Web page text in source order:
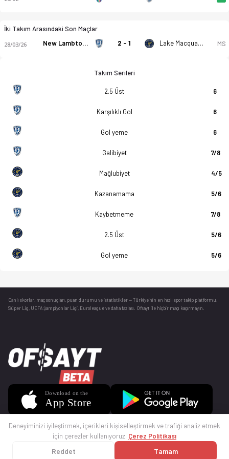
İki Takım Arasındaki Son Maçlar
28/03/26 New Lambton FC Reserve 2 - 1 Lake Macquarie City FC Reserve MS
Takım Serileri
2.5 Üst 6
Karşılıklı Gol 6
Gol yeme 6
Galibiyet 7/8
Mağlubiyet 4/5
Kazanamama 5/6
Kaybetmeme 7/8
2.5 Üst 5/6
Gol yeme 5/6
Canlı skorlar , maç sonuçları, puan durumu ve istatistikler — Türkiye’nin en hızlı spor takip platformu.
Süper Lig, UEFA Şampiyonlar Ligi, Euroleague ve daha fazlası. Ofsayt ile hiçbir maçı kaçırmayın.
© 2025 Ofsayt
Deneyiminizi iyileştirmek, içerikleri kişiselleştirmek ve trafiği analiz etmek
için çerezler kullanıyoruz. Çerez Politikası
Reddet Tamam